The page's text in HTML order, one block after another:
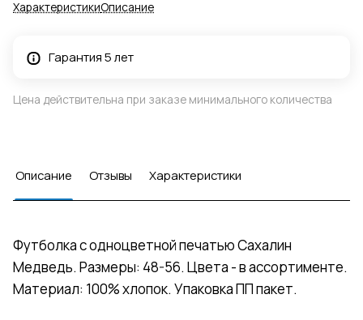
ХарактеристикиОписание
Гарантия 5 лет
Цена действительна при заказе минимального количества
Описание Отзывы Характеристики
Футболка с одноцветной печатью Сахалин
Медведь. Размеры: 48-56. Цвета - в ассортименте.
Материал: 100% хлопок. Упаковка ПП пакет.